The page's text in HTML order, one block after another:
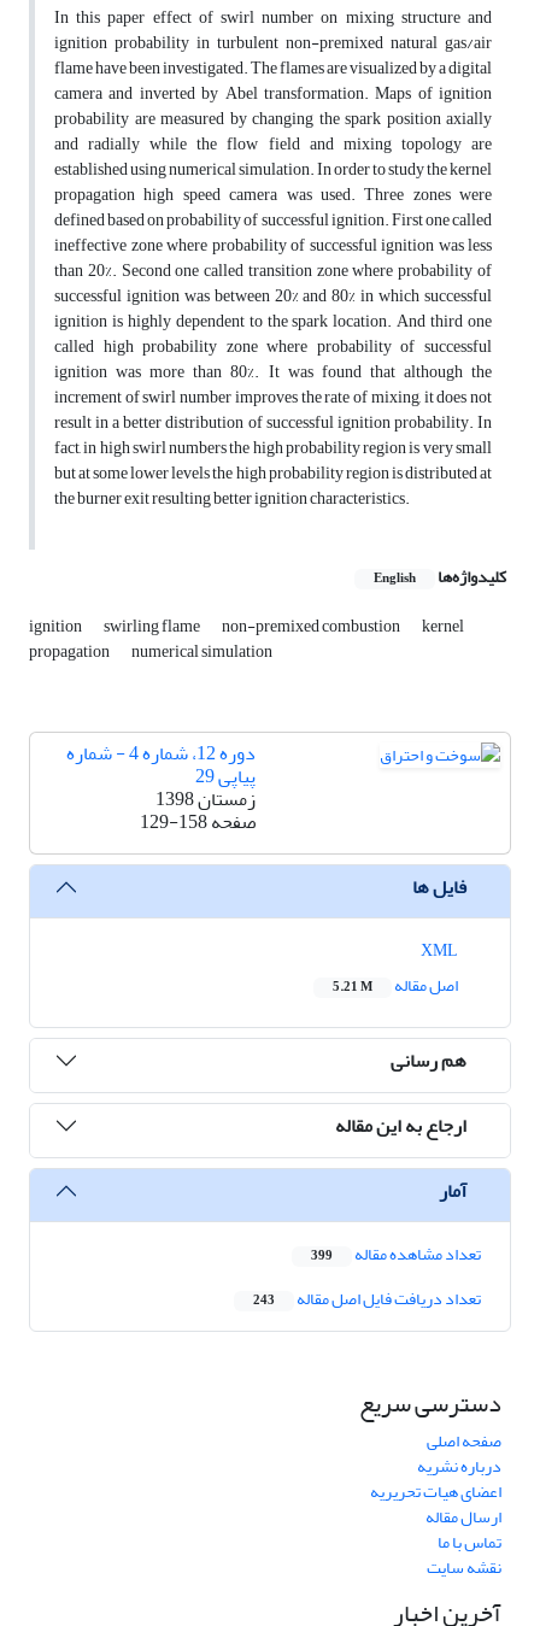
In this paper effect of swirl number on mixing structure and
ignition probability in turbulent non-premixed natural gas/air
flame have been investigated. The flames are visualized by a digital
camera and inverted by Abel transformation. Maps of ignition
probability are measured by changing the spark position axially
and radially while the flow field and mixing topology are
established using numerical simulation. In order to study the kernel
propagation high speed camera was used. Three zones were
defined based on probability of successful ignition. First one called
ineffective zone where probability of successful ignition was less
than 20%. Second one called transition zone where probability of
successful ignition was between 20% and 80% in which successful
ignition is highly dependent to the spark location. And third one
called high probability zone where probability of successful
ignition was more than 80%. It was found that although the
increment of swirl number improves the rate of mixing, it does not
result in a better distribution of successful ignition probability. In
fact, in high swirl numbers the high probability region is very small
but at some lower levels the high probability region is distributed at
the burner exit resulting better ignition characteristics.
کلیدواژه‌ها English
ignition swirling flame non-premixed combustion kernel
propagation numerical simulation
دوره 12، شماره 4 - شماره
پیاپی 29
زمستان 1398
صفحه129-158
فایل ها
اصل مقاله
5.21 M
هم رسانی
ارجاع به این مقاله
آمار
تعداد مشاهده مقاله 399
تعداد دریافت فایل اصل مقاله 243
دسترسی سریع
صفحه اصلی
درباره نشریه
اعضای هیات تحریریه
ارسال مقاله
تماس با ما
نقشه سایت
آخرین اخبار